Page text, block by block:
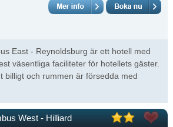
East - Reynoldsburg är ett hotell med
väsentliga faciliteter för hotellets gäster.
billigt och rummen är försedda med
West - Hilliard